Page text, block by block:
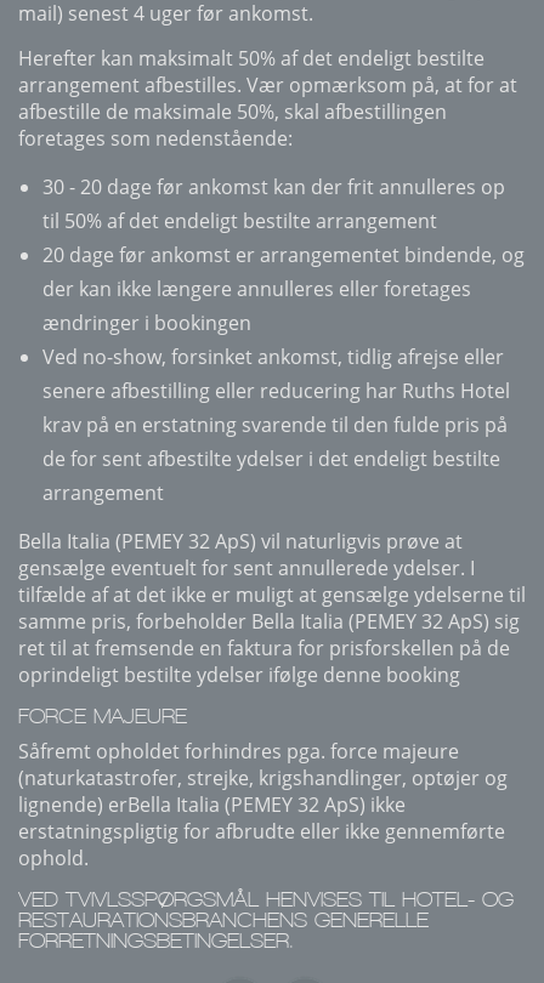
mail) senest 4 uger før ankomst.
Herefter kan maksimalt 50% af det endeligt bestilte
arrangement afbestilles. Vær opmærksom på, at for at
afbestille de maksimale 50%, skal afbestillingen
foretages som nedenstående:
30 - 20 dage før ankomst kan der frit annulleres op
til 50% af det endeligt bestilte arrangement
20 dage før ankomst er arrangementet bindende, og
der kan ikke længere annulleres eller foretages
ændringer i bookingen
Ved no-show, forsinket ankomst, tidlig afrejse eller
senere afbestilling eller reducering har Ruths Hotel
krav på en erstatning svarende til den fulde pris på
de for sent afbestilte ydelser i det endeligt bestilte
arrangement
Bella Italia (PEMEY 32 ApS) vil naturligvis prøve at
gensælge eventuelt for sent annullerede ydelser. I
tilfælde af at det ikke er muligt at gensælge ydelserne til
samme pris, forbeholder Bella Italia (PEMEY 32 ApS) sig
ret til at fremsende en faktura for prisforskellen på de
oprindeligt bestilte ydelser ifølge denne booking
FORCE MAJEURE
Såfremt opholdet forhindres pga. force majeure
(naturkatastrofer, strejke, krigshandlinger, optøjer og
lignende) erBella Italia (PEMEY 32 ApS) ikke
erstatningspligtig for afbrudte eller ikke gennemførte
ophold.
VED TVIVLSSPØRGSMÅL HENVISES TIL HOTEL- OG
RESTAURATIONSBRANCHENS GENERELLE
FORRETNINGSBETINGELSER.